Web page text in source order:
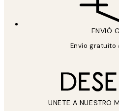
ENVIÓ
Envío gratuito
UNETE A NUESTRO